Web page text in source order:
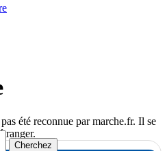
Cherchez
été reconnue par marche.fr. Il se